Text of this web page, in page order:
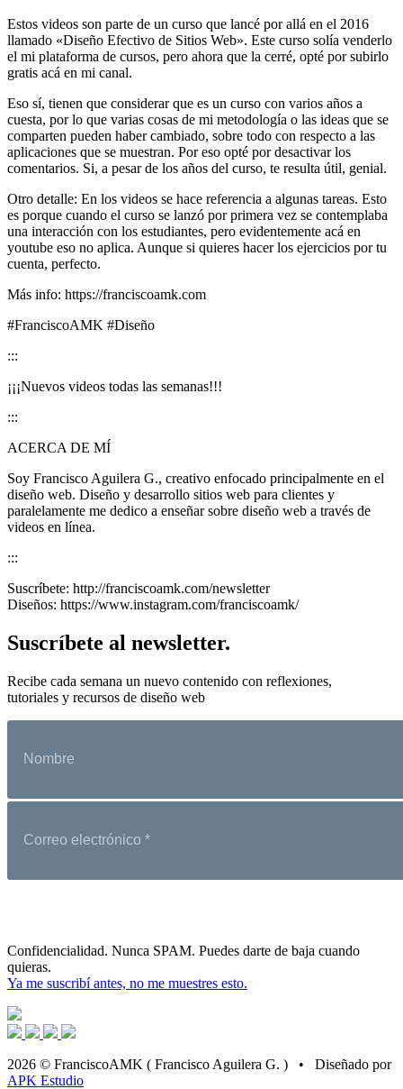
Estos videos son parte de un curso que lancé por allá en el 2016
llamado «Diseño Efectivo de Sitios Web». Este curso solía venderlo
el mi plataforma de cursos, pero ahora que la cerré, opté por subirlo
gratis acá en mi canal.
Eso sí, tienen que considerar que es un curso con varios años a
cuesta, por lo que varias cosas de mi metodología o las ideas que se
comparten pueden haber cambiado, sobre todo con respecto a las
aplicaciones que se muestran. Por eso opté por desactivar los
comentarios. Si, a pesar de los años del curso, te resulta útil, genial.
Otro detalle: En los videos se hace referencia a algunas tareas. Esto
es porque cuando el curso se lanzó por primera vez se contemplaba
una interacción con los estudiantes, pero evidentemente acá en
youtube eso no aplica. Aunque si quieres hacer los ejercicios por tu
cuenta, perfecto.
Más info: https://franciscoamk.com
#FranciscoAMK #Diseño
:::
¡¡¡Nuevos videos todas las semanas!!!
:::
ACERCA DE MÍ
Soy Francisco Aguilera G., creativo enfocado principalmente en el
diseño web. Diseño y desarrollo sitios web para clientes y
paralelamente me dedico a enseñar sobre diseño web a través de
videos en línea.
:::
Suscríbete: http://franciscoamk.com/newsletter
Diseños: https://www.instagram.com/franciscoamk/
Suscríbete al newsletter.
Recibe cada semana un nuevo contenido con reflexiones,
tutoriales y recursos de diseño web
Confidencialidad. Nunca SPAM. Puedes darte de baja cuando
quieras.
Ya me suscribí antes, no me muestres esto.
2026 © FranciscoAMK ( Francisco Aguilera G. ) • Diseñado por
APK Estudio